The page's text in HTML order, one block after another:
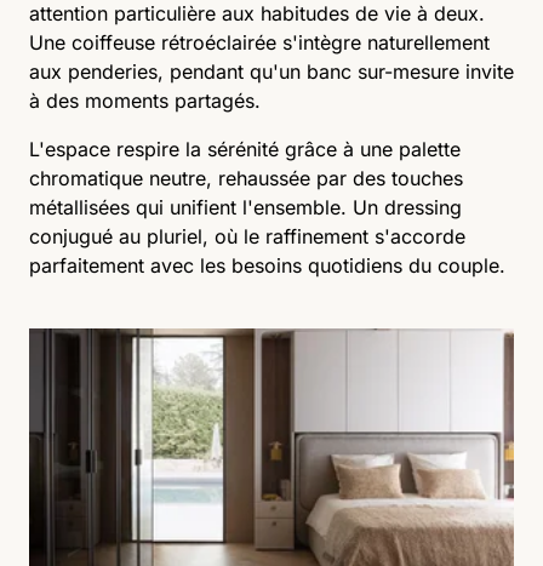
attention particulière aux habitudes de vie à deux.
Une coiffeuse rétroéclairée s'intègre naturellement
aux penderies, pendant qu'un banc sur-mesure invite
à des moments partagés.
L'espace respire la sérénité grâce à une palette
chromatique neutre, rehaussée par des touches
métallisées qui unifient l'ensemble. Un dressing
conjugué au pluriel, où le raffinement s'accorde
parfaitement avec les besoins quotidiens du couple.